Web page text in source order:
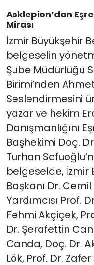
Asklepion’dan
Mirası
İzmir Büyükşehir
belgeselin
Şube Müdürlüğü
Birimi’nden
Seslendirmesini
yazar ve hekim
Danışmanlığını
Başhekimi Doç.
Turhan
belgeselde, İzmir
Başkanı Dr.
Yardımcısı Prof.
Fehmi Akçiçek,
Dr. Şerafettin
Canda, Doç. Dr.
Lök, Prof. Dr.